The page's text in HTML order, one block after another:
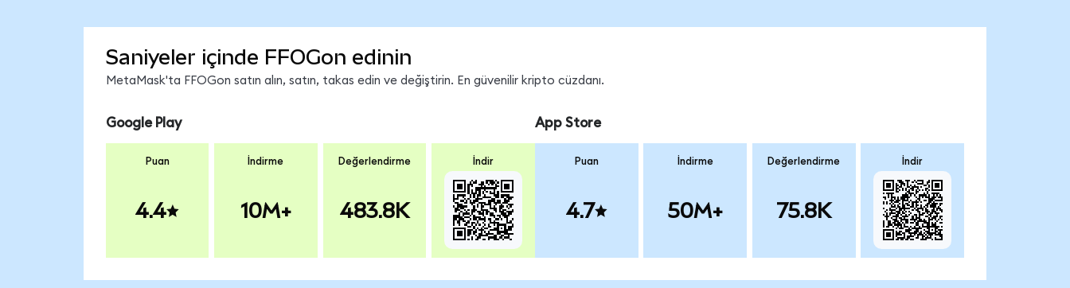
Saniyeler içinde FFOGon edinin
MetaMask'ta FFOGon satın alın, satın, takas edin ve değiştirin. En güvenilir kripto cüzdanı.
Google Play
Puan
4.4
İndirme
10M+
Değerlendirme
483.8K
İndir
App Store
Puan
4.7
İndirme
50M+
Değerlendirme
75.8K
İndir